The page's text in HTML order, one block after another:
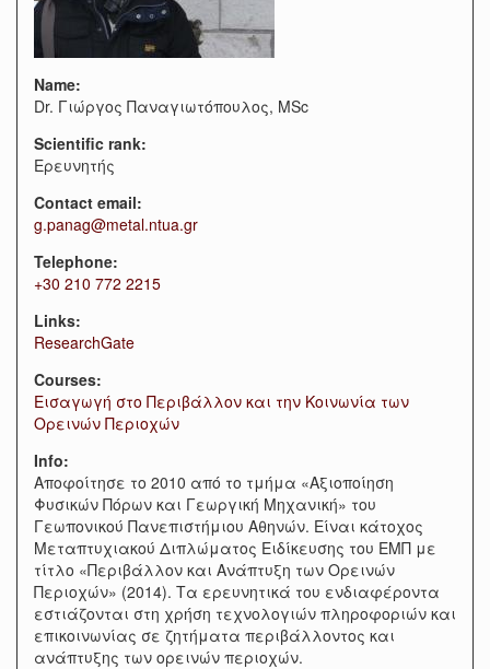
Name:
Dr. Γιώργος Παναγιωτόπουλος, MSc
Scientific rank:
Ερευνητής
Contact email:
g.panag@metal.ntua.gr
Telephone:
+30 210 772 2215
Links:
ResearchGate
Courses:
Εισαγωγή στο Περιβάλλον και την Κοινωνία των
Ορεινών Περιοχών
Info:
Αποφοίτησε το 2010 από το τμήμα «Αξιοποίηση
Φυσικών Πόρων και Γεωργική Μηχανική» του
Γεωπονικού Πανεπιστήμιου Αθηνών. Είναι κάτοχος
Μεταπτυχιακού Διπλώματος Ειδίκευσης του ΕΜΠ με
τίτλο «Περιβάλλον και Ανάπτυξη των Ορεινών
Περιοχών» (2014). Τα ερευνητικά του ενδιαφέροντα
εστιάζονται στη χρήση τεχνολογιών πληροφοριών και
επικοινωνίας σε ζητήματα περιβάλλοντος και
ανάπτυξης των ορεινών περιοχών.